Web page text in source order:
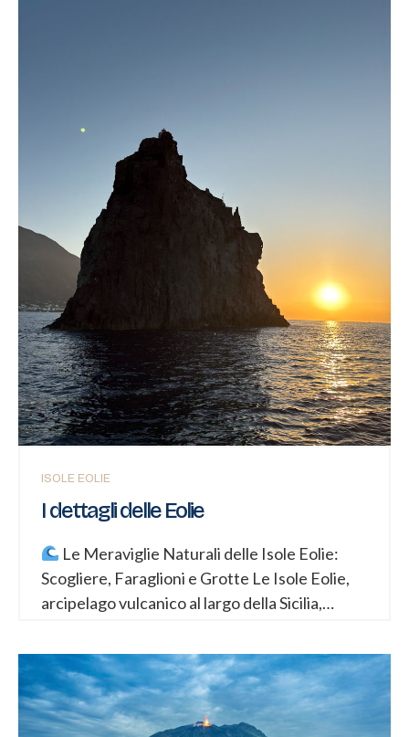
assaporare la vera essenza dell’arcipelago. Dal
Spaghetti alla Eoliana: Pasta con
pomodorini freschi, capperi, olive nere, aglio e
origano. Semplice, ma piena di carattere.
Totani Ripieni: Farciti con pangrattato,...
ISOLE EOLIE
I dettagli delle Eolie
Le Meraviglie Naturali delle Isole Eolie:
Scogliere, Faraglioni e Grotte Le Isole Eolie,
arcipelago vulcanico al largo della Sicilia,
seguito, un viaggio attraverso le bellezze di
Panarea, Lipari e Vulcano. 1. Panarea: Il
Fascino degli Scogli Vulcanici Panarea, la più
piccola ma forse la più esclusiva delle Eolie, è